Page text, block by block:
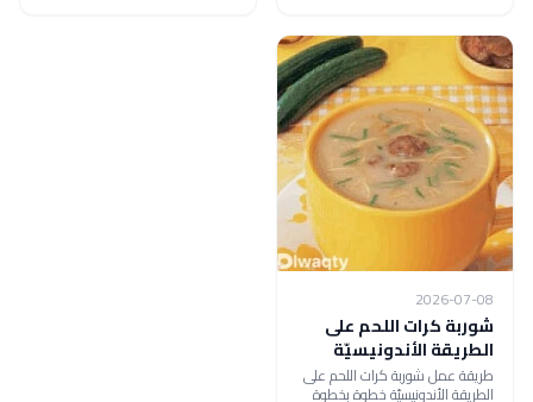
2026-07-08
شوربة كرات اللحم على
الطريقة الأندونيسيّة
طريقة عمل شوربة كرات اللحم على
الطريقة الأندونيسيّة خطوة بخطوة